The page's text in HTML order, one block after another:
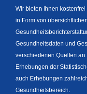
Wir bieten Ihnen
in Form von
Gesundheitsdaten und
verschiedenen Quellen an
Erhebungen der
auch Erhebungen
Gesundheitsbereich.